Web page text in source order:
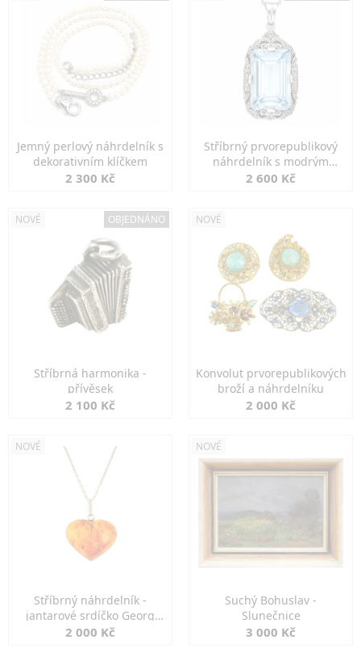
Jemný perlový náhrdelník s
dekorativním klíčkem
2 300 Kč
Stříbrný prvorepublikový
náhrdelník s modrým
spinelem
2 600 Kč
NOVÉ OBJEDNÁNO
Stříbrná harmonika -
přívěsek
2 100 Kč
NOVÉ
Konvolut prvorepublikových
broží a náhrdelníku
2 000 Kč
NOVÉ
Stříbrný náhrdelník -
jantarové srdíčko Georg
Kramer
2 000 Kč
NOVÉ
Suchý Bohuslav -
Slunečnice
3 000 Kč